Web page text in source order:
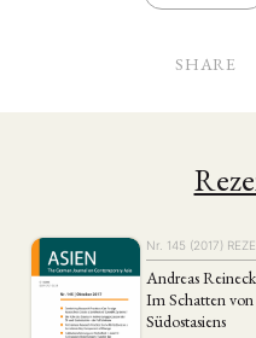
SHARE
Nr. 145 (2017)
Andreas
Im Schatten
Südostasiens